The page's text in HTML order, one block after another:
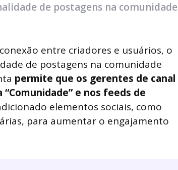
de postagens na comunidade
entre criadores e usuários, o
de postagens na comunidade
permite que os gerentes de canal
e nos feeds de
elementos sociais, como
para aumentar o engajamento